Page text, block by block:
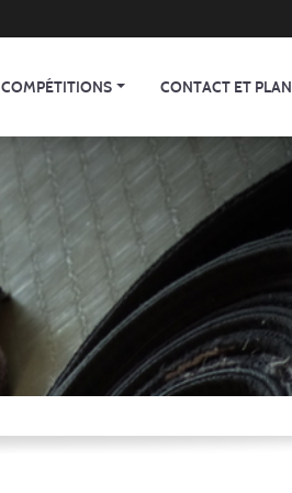
COMPÉTITIONS CONTACT ET PLAN